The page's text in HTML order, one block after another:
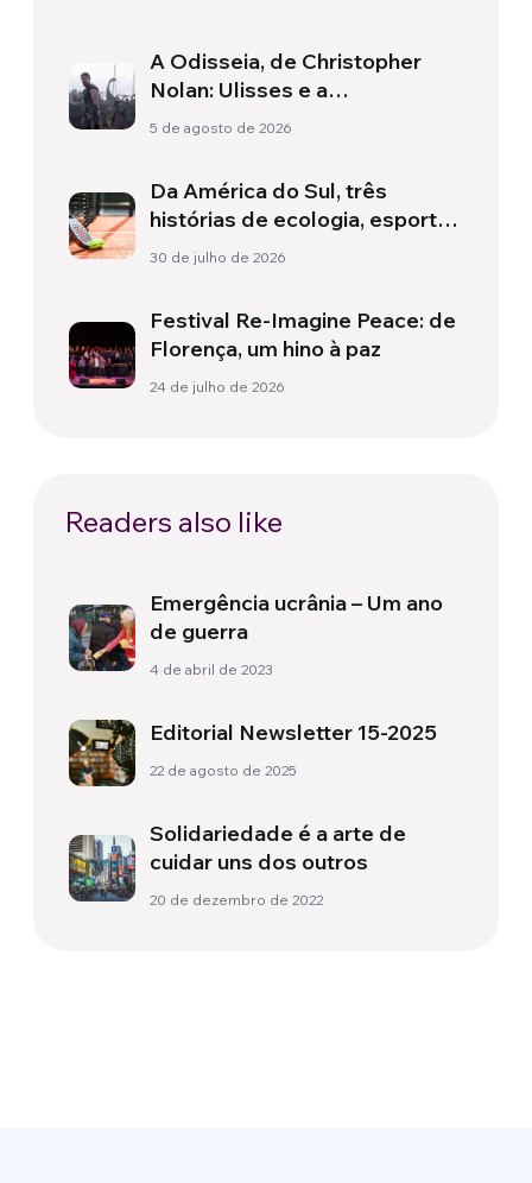
A Odisseia, de Christopher
Nolan: Ulisses e a
necessidade de um novo
5 de agosto de 2026
Da América do Sul, três
histórias de ecologia, esporte
e saúde
30 de julho de 2026
Festival Re-Imagine Peace: de
Florença, um hino à paz
24 de julho de 2026
Readers also like
Emergência ucrânia – Um ano
de guerra
4 de abril de 2023
Editorial Newsletter 15-2025
22 de agosto de 2025
Solidariedade é a arte de
cuidar uns dos outros
20 de dezembro de 2022